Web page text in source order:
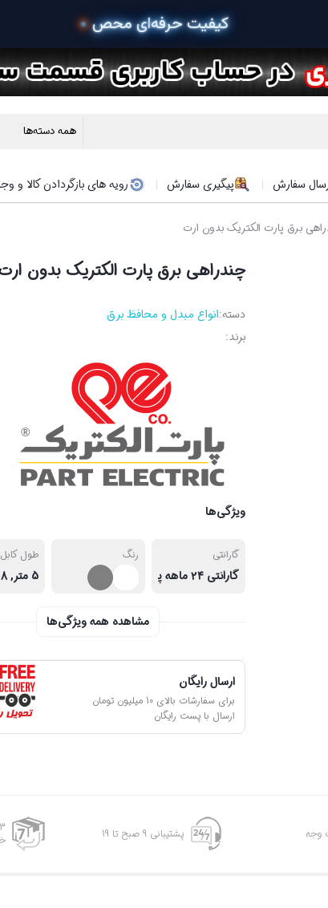
سفارش پیگیری سفارش رویه های بازگردادن کالا و
برق پارت الکتریک بدون ارت
چندراهی برق پارت الکتریک بدون
دسته:انواع مبدل و محافظ برق
برند:
ویژگی‌ها
گارانتی
گارانتی ۲۴ ماهه پارت الکتریک
رنگ طول کابل
مشاهده همه ویژگی‌ها
ارسال رایگان
برای سفارشات بالای 10 میلیون تومان
ارسال با پست رایگان
پشتیبانی 9 صبح تا 19
خری